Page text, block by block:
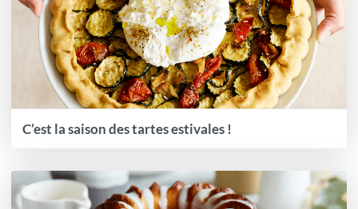
C’est la saison des tartes estivales !